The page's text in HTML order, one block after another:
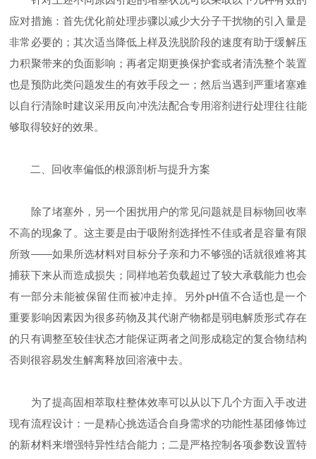
应对措施：首先优化前处理步骤以减少大分子干扰物的引入量是
非常必要的；其次适当降低上样及洗脱阶段的速度有助于缓解压
力积聚带来的负面影响；再者定期更换保护套或者清洗整个装置
也是预防此类问题发生的有效手段之一；然后当遇到严重堵塞难
以自行清除时建议采用反向冲洗法配合专用溶剂进行处理往往能
够取得较好的效果。
二、回收率偏低的根源剖析与提升方案
除了堵塞外，另一个困扰用户的常见问题就是目标物回收率
不高的现象了。这主要是由于吸附剂选择性不佳或者是容量有限
所致——如果所选材料对目标分子亲和力不够强的话就很难将其
捕获下来从而造成损失；同样地若负载超过了较大承载能力也会
有一部分未能被保留住而被冲走掉。另外pH值不合适也是一个
重要影响因素因为很多药物及其代谢产物都是弱电解质形式存在
的只有调整至较佳状态才能保证两者之间形成稳定的复合物结构
否则很容易发生解离释放回溶液中去。
为了提高固相萃取柱整体效率可以从以下几个方面入手改进
现有流程设计：一是精心挑选适合自身需求的功能性基团修饰过
的新材料来增强特异性结合能力；二是严格控制各项参数设置特